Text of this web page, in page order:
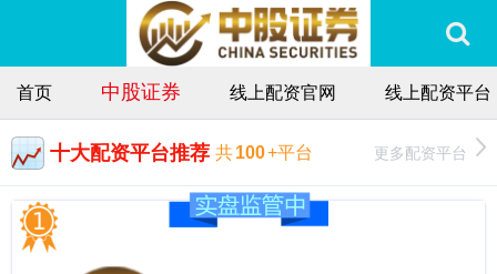
首页 中股证券 线上配资官网 线上配资平台
十大配资平台推荐 共100+平台 更多配资平台